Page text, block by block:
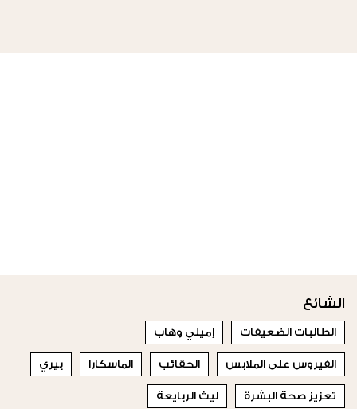
الشائع
الطالبات الضعيفات إميلي وهاب
الفيروس على الملابس الحقائب الماسكارا بيري
تعزيز صحة البشرة ليث الربايعة